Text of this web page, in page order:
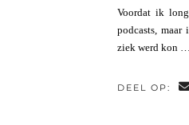
Voordat ik
podcasts,
ziek werd kon …
DEEL OP: